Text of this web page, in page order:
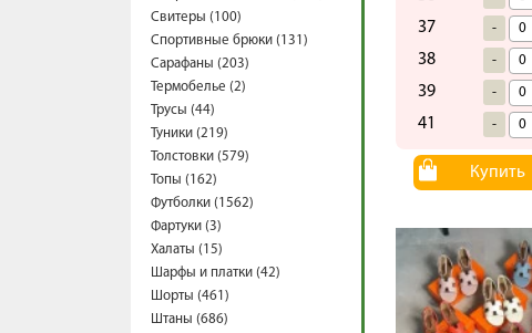
Свитеры (100)
Спортивные брюки (131)
Сарафаны (203)
Термобелье (2)
Трусы (44)
Туники (219)
Толстовки (579)
Топы (162)
Футболки (1562)
Фартуки (3)
Халаты (15)
Шарфы и платки (42)
Шорты (461)
Штаны (686)
37 -
38 -
39 -
41 -
Купить